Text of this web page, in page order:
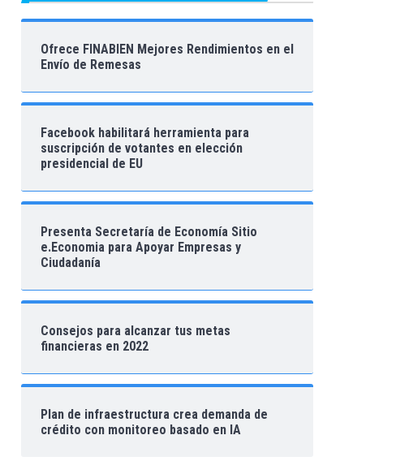
Ofrece FINABIEN Mejores Rendimientos en el
Envío de Remesas
Facebook habilitará herramienta para
suscripción de votantes en elección
presidencial de EU
Presenta Secretaría de Economía Sitio
e.Economia para Apoyar Empresas y
Ciudadanía
Consejos para alcanzar tus metas
financieras en 2022
Plan de infraestructura crea demanda de
crédito con monitoreo basado en IA